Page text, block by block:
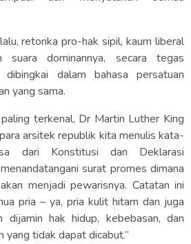
retorika pro-hak sipil, kaum liberal
suara dominannya, secara tegas
dibingkai dalam bahasa persatuan
yang sama.
terkenal, Dr Martin Luther King
arsitek republik kita menulis kata-
dari Konstitusi dan Deklarasi
surat promes dimana
menjadi pewarisnya. Catatan ini
pria – ya, pria kulit hitam dan juga
hak hidup, kebebasan, dan
yang tidak dapat dicabut.”